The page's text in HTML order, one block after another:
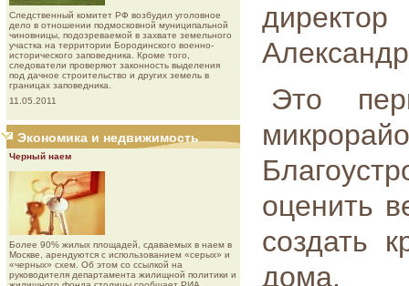
Следственный комитет РФ возбудил уголовное
дело в отношении подмосковной муниципальной
чиновницы, подозреваемой в захвате земельного
участка на территории Бородинского военно-
исторического заповедника. Кроме того,
следователи проверяют законность выделения
под дачное строительство и других земель в
границах заповедника.
11.05.2011
Экономика и недвижимость
Черный наем
Более 90% жилых площадей, сдаваемых в наем в
Москве, арендуются с использованием «серых» и
«черных» схем. Об этом со ссылкой на
руководителя департамента жилищной политики и
Это
оценить
создать
дома.